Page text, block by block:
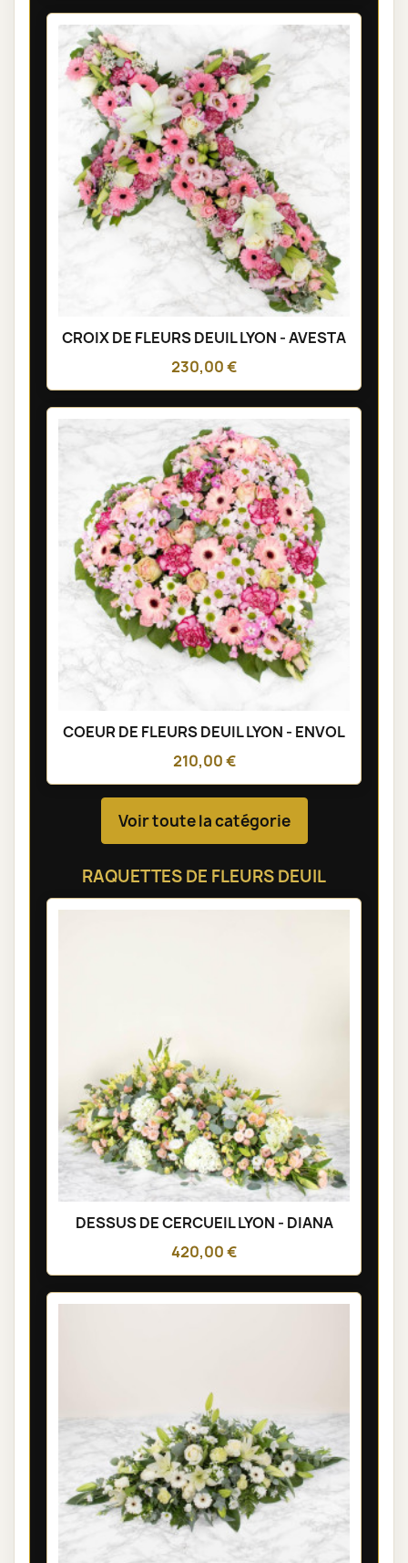
CROIX DE FLEURS DEUIL LYON - AVESTA
230,00 €
COEUR DE FLEURS DEUIL LYON - ENVOL
210,00 €
Voir toute la catégorie
RAQUETTES DE FLEURS DEUIL
DESSUS DE CERCUEIL LYON - DIANA
420,00 €